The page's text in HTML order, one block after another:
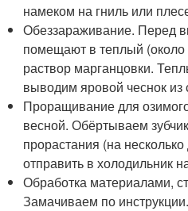
намеком на гниль или
Обеззараживание. Перед
помещают в теплый (около
раствор марганцовки.
выводим яровой чеснок из
Проращивание для
весной. Обёртываем
прорастания (на
отправить в холодильник
Обработка материалами,
Замачиваем по инструкции.